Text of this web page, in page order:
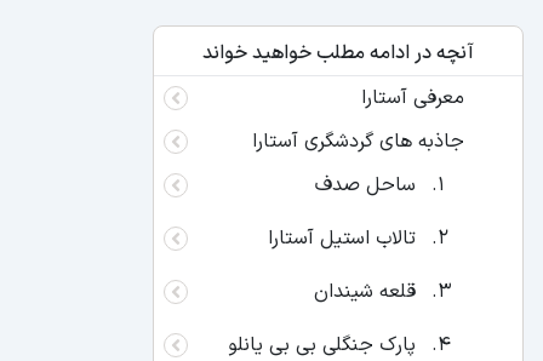
آنچه در ادامه مطلب خواهید خواند
معرفی آستارا
جاذبه های گردشگری آستارا
ساحل صدف
تالاب استیل آستارا
قلعه شیندان
پارک جنگلی بی بی یانلو